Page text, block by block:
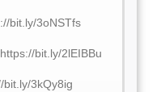
bit.ly/3oNSTfs
https://bit.ly/2lEIBBu
bit.ly/3kQy8ig